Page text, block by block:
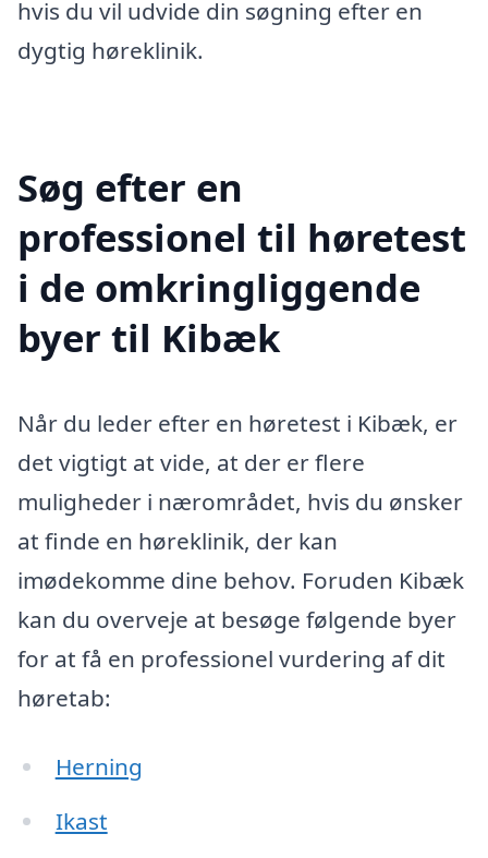
hvis du vil udvide din søgning efter en
dygtig høreklinik.
Søg efter en
professionel til høretest
i de omkringliggende
byer til Kibæk
Når du leder efter en høretest i Kibæk, er
det vigtigt at vide, at der er flere
muligheder i nærområdet, hvis du ønsker
at finde en høreklinik, der kan
imødekomme dine behov. Foruden Kibæk
kan du overveje at besøge følgende byer
for at få en professionel vurdering af dit
høretab:
Herning
Ikast